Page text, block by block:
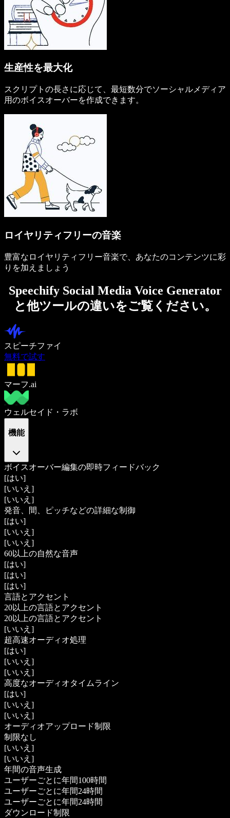
生産性を最大化
スクリプトの長さに応じて、最短数分でソーシャルメディア
用のボイスオーバーを作成できます。
ロイヤリティフリーの音楽
豊富なロイヤリティフリー音楽で、あなたのコンテンツに彩
りを加えましょう
Speechify Social Media Voice Generator
と他ツールの違いをご覧ください。
スピーチファイ
無料で試す
マーフ.ai
ウェルセイド・ラボ
機能
ボイスオーバー編集の即時フィードバック
[はい]
[いいえ]
[いいえ]
発音、間、ピッチなどの詳細な制御
[はい]
[いいえ]
[いいえ]
60以上の自然な音声
[はい]
[はい]
[はい]
言語とアクセント
20以上の言語とアクセント
20以上の言語とアクセント
[いいえ]
超高速オーディオ処理
[はい]
[いいえ]
[いいえ]
高度なオーディオタイムライン
[はい]
[いいえ]
[いいえ]
オーディオアップロード制限
制限なし
[いいえ]
[いいえ]
年間の音声生成
ユーザーごとに年間100時間
ユーザーごとに年間24時間
ユーザーごとに年間24時間
ダウンロード制限